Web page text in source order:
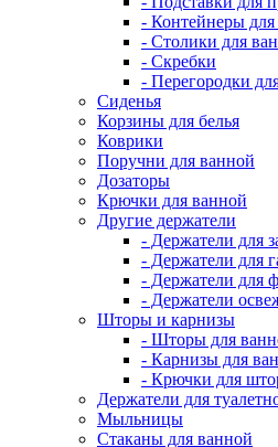
- Контейнеры
- Столики для
- Скребки
- Перегородки
Сиденья
Корзины для белья
Коврики
Поручни для ванной
Дозаторы
Крючки для ванной
Другие держатели
- Держатели для
- Держатели для
- Держатели для
- Держатели
Шторы и карнизы
- Шторы для
- Карнизы для
- Крючки для
Держатели для
Мыльницы
Стаканы для ванной